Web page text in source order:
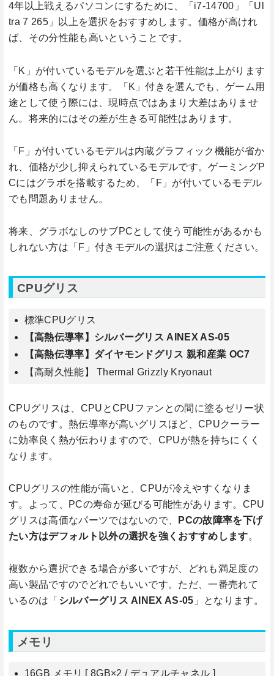
4年以上戦えるパソコンにするために、「i7-14700」「Ul
tra 7 265」以上を選択をおすすめします。価格が高けれ
ば、その分性能も高いということです。
「K」が付いているモデルを選ぶと若干性能は上がります
が価格も高くなります。「K」付きを選んでも、ゲーム用
途として使う際には、現時点ではあまり大差はありませ
ん。将来的にはその差が生きる可能性はあります。
「F」が付いているモデルは内蔵グラフィック機能が省か
れ、価格が少し抑えられているモデルです。ゲーミングP
Cにはグラボを搭載するため、「F」が付いているモデル
でも問題ありません。
将来、グラボなしのサブPCとして使う可能性があるかも
しれない方は「F」付きモデルの選択はご注意ください。
CPUグリス
標準CPUグリス
【高熱伝導率】シルバーグリス AINEX AS-05
【高熱伝導率】ダイヤモンドグリス 親和産業 OC7
【高耐久性能】 Thermal Grizzly Kryonaut
CPUグリスは、CPUとCPUファンとの間に塗るゼリー状
のものです。熱伝導率が高いグリスほど、CPUクーラー
に効率良く熱が伝わりますので、CPUが熱を持ちにくく
なります。
CPUグリスの性能が高いと、CPUが冷えやすくなりま
す。よって、PCの寿命が延びる可能性があります。CPU
グリスは高価なパーツではないので、
PCの故障率を下げ
たい方はデフォルト以外の選択を強くおすすめします。
複数から選択できる場合が多いですが、どれも満足度の
高い製品ですのでどれでもいいです。ただ、一番売れて
いるのは「 シルバーグリス AINEX AS-05 」となります。
メモリ
16GB メモリ [ 8GB×2 / デュアルチャネル ]